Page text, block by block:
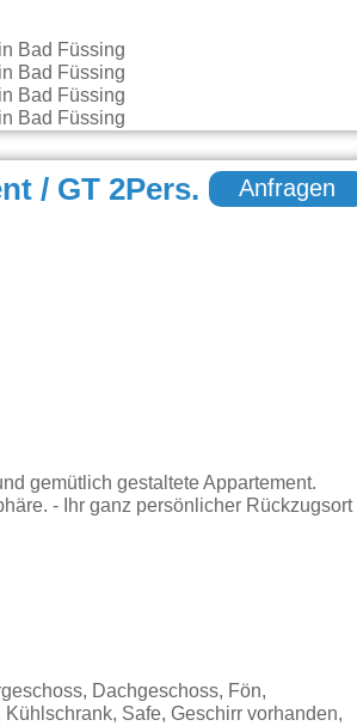
/ GT 2Pers. Anfragen
gemütlich gestaltete Appartement.
- Ihr ganz persönlicher Rückzugsort
Dachgeschoss, Fön,
Safe, Geschirr vorhanden,